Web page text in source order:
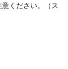
ください。（ス